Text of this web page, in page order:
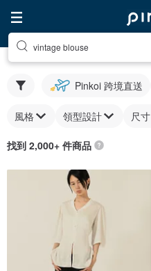
vintage blouse
Pinkoi 跨境直送
風格 領型設計 尺寸
找到 2,000+ 件商品